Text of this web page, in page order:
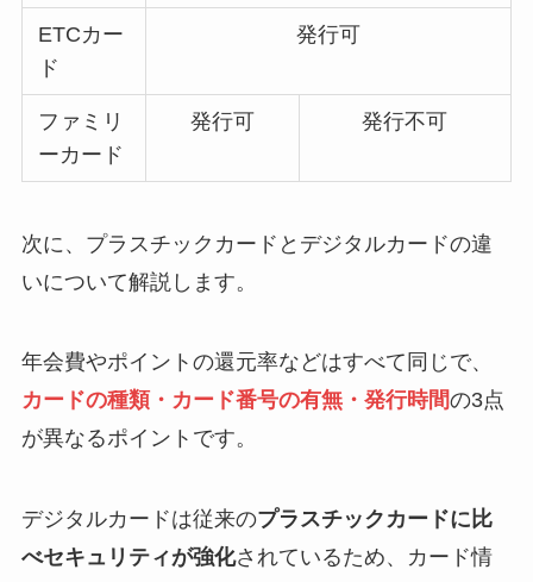
ETCカー
ド
発行可
ファミリ
ーカード
発行可 発行不可
次に、プラスチックカードとデジタルカードの違
いについて解説します。
年会費やポイントの還元率などはすべて同じで、
カードの種類・カード番号の有無・発行時間の3点
が異なるポイントです。
デジタルカードは従来のプラスチックカードに比
べセキュリティが強化されているため、カード情